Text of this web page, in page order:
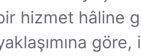
hizmet hâline